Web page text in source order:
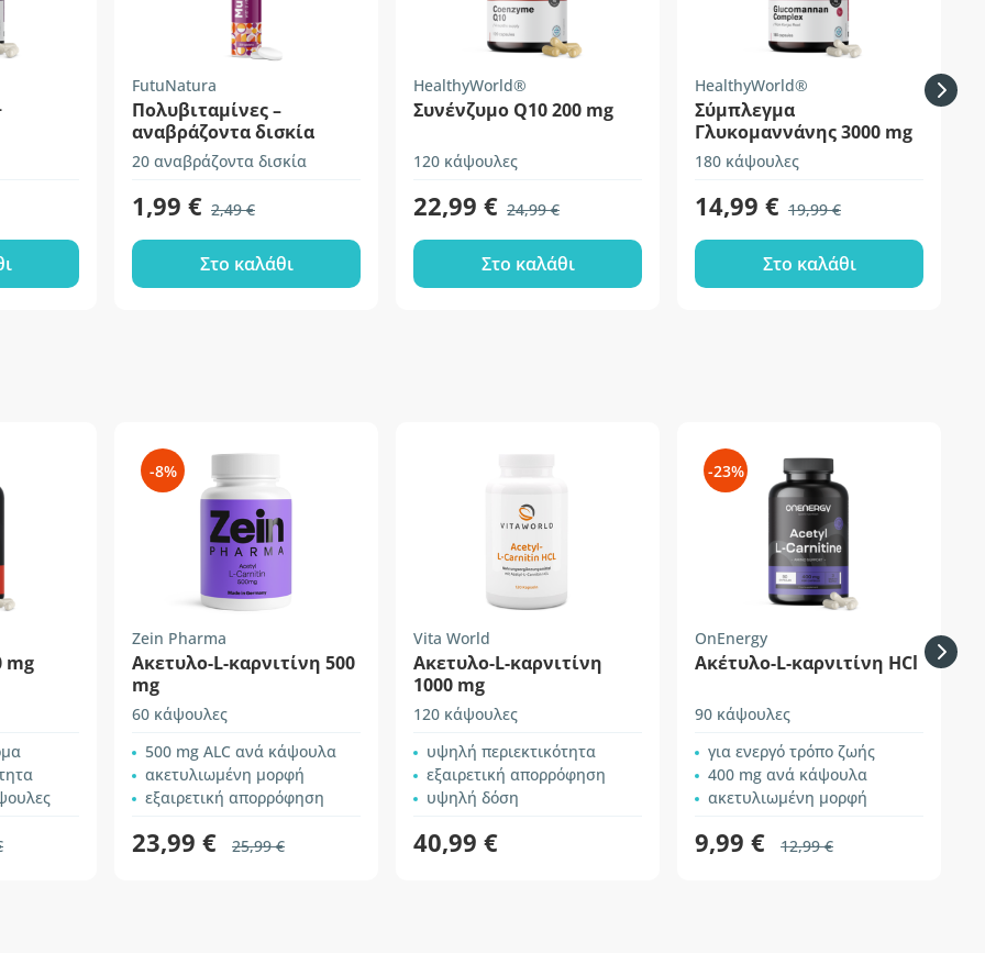
FutuNatura
Πολυβιταμίνες –
αναβράζοντα δισκία
20 αναβράζοντα δισκία
1,99 € 2,49 €
Στο καλάθι
HealthyWorld®
Συνένζυμο Q10 200 mg
120 κάψουλες
22,99 € 24,99 €
Στο καλάθι
HealthyWorld®
Σύμπλεγμα
Γλυκομαννάνης 3000 mg
180 κάψουλες
14,99 € 19,99 €
Στο καλάθι
mg
-8%
Zein Pharma
Ακετυλο-L-καρνιτίνη 500
mg
60 κάψουλες
500 mg ALC ανά κάψουλα
ακετυλιωμένη μορφή
εξαιρετική απορρόφηση
23,99 € 25,99 €
Vita World
Ακετυλο-L-καρνιτίνη
1000 mg
120 κάψουλες
υψηλή περιεκτικότητα
εξαιρετική απορρόφηση
υψηλή δόση
40,99 €
-23%
OnEnergy
Ακέτυλο-L-καρνιτίνη HCl
90 κάψουλες
για ενεργό τρόπο ζωής
400 mg ανά κάψουλα
ακετυλιωμένη μορφή
9,99 € 12,99 €